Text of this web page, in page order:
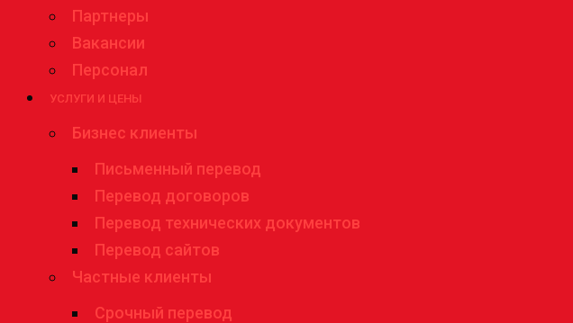
Партнеры
Вакансии
Персонал
УСЛУГИ И ЦЕНЫ
Бизнес клиенты
Письменный перевод
Перевод договоров
Перевод технических документов
Перевод сайтов
Частные клиенты
Срочный перевод